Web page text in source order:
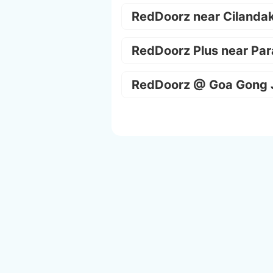
RedDoorz near
RedDoorz Plus near
RedDoorz @ Goa